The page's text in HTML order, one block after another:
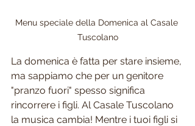
Menu speciale della Domenica al Casale
Tuscolano
La domenica è fatta per stare insieme,
ma sappiamo che per un genitore
"pranzo fuori" spesso significa
rincorrere i figli. Al Casale Tuscolano
la musica cambia! Mentre i tuoi figli si